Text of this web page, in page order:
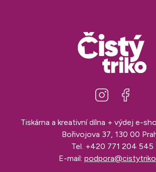
Tiskárna a kreativní dílna + výdej e-
Bořivojova 37, 130 00
Tel. +420 771 204 545
E-mail: